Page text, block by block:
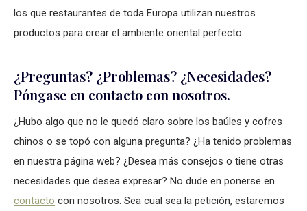
los que restaurantes de toda Europa utilizan nuestros
productos para crear el ambiente oriental perfecto.
¿Preguntas? ¿Problemas? ¿Necesidades?
Póngase en contacto con nosotros.
¿Hubo algo que no le quedó claro sobre los baúles y cofres
chinos o se topó con alguna pregunta? ¿Ha tenido problemas
en nuestra página web? ¿Desea más consejos o tiene otras
necesidades que desea expresar? No dude en ponerse en
contacto con nosotros. Sea cual sea la petición, estaremos